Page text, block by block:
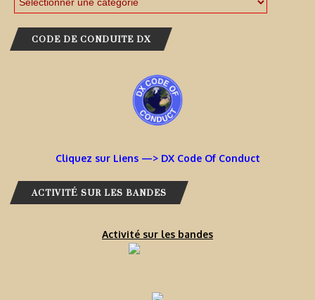
CODE DE CONDUITE DX
Cliquez sur Liens —> DX Code Of Conduct
ACTIVITÉ SUR LES BANDES
Activité sur les bandes